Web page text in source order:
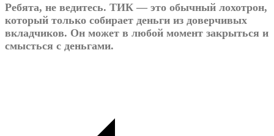
Ребята, не ведитесь. ТИК — это обычный лохотрон,
который только собирает деньги из доверчивых
вкладчиков. Он может в любой момент закрыться и
смысться с деньгами.